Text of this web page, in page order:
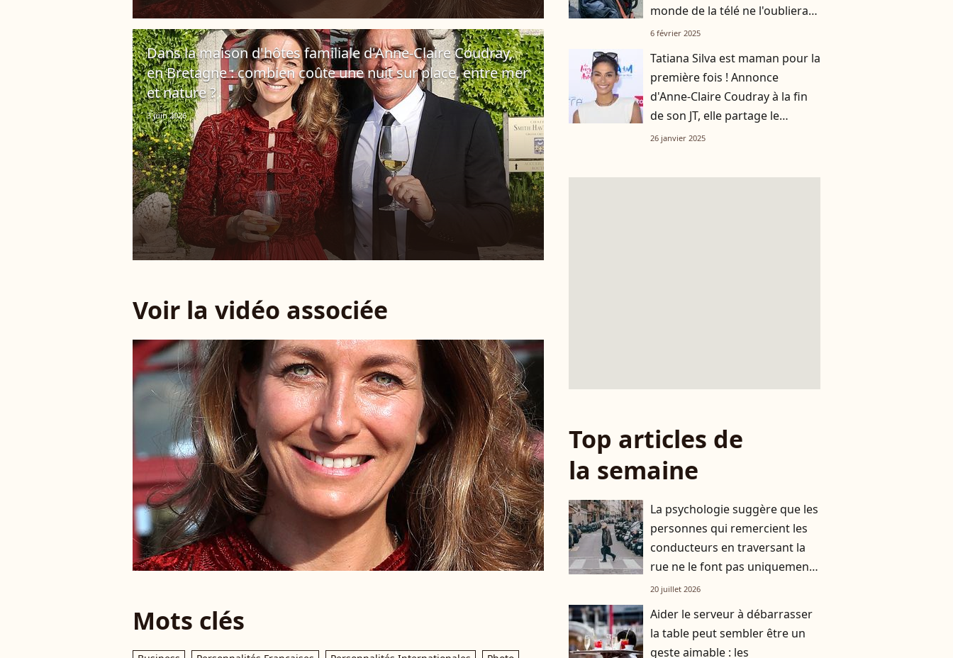
Dans la maison d'hôtes familiale d'Anne-Claire Coudray,
en Bretagne : combien coûte une nuit sur place, entre mer
et nature ?
3 juin 2026
Voir la vidéo associée
Mots clés
monde de la télé ne l'oubliera
jamais
6 février 2025
Tatiana Silva est maman pour la
première fois ! Annonce
d'Anne-Claire Coudray à la fin
de son JT, elle partage le
prénom du bébé
26 janvier 2025
Top articles de
la semaine
La psychologie suggère que les
personnes qui remercient les
conducteurs en traversant la
rue ne le font pas uniquement
par gratitude
20 juillet 2026
Aider le serveur à débarrasser
la table peut sembler être un
geste aimable : les